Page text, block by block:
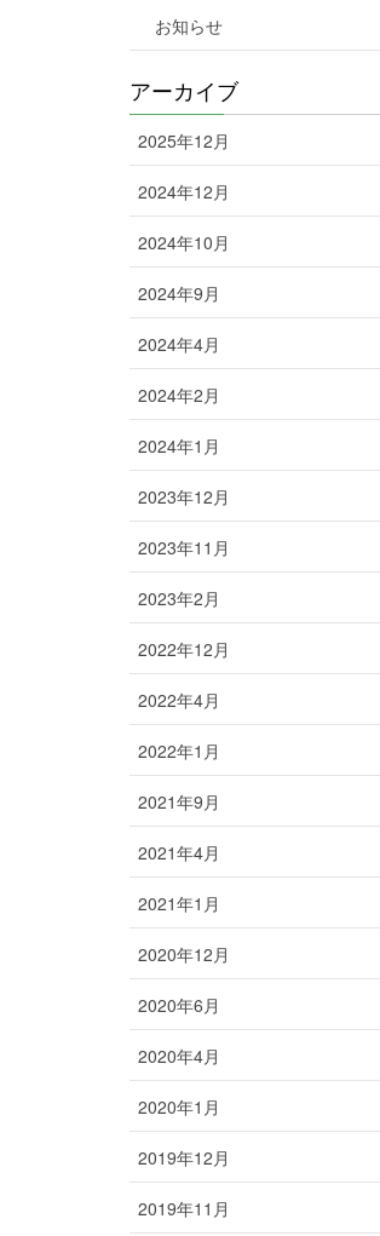
お知らせ
アーカイブ
2025年12月
2024年12月
2024年10月
2024年9月
2024年4月
2024年2月
2024年1月
2023年12月
2023年11月
2023年2月
2022年12月
2022年4月
2022年1月
2021年9月
2021年4月
2021年1月
2020年12月
2020年6月
2020年4月
2020年1月
2019年12月
2019年11月